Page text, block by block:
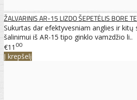
ŽALVARINIS AR-15 LIZDO ŠEPETĖLIS BORE
Sukurtas dar efektyvesniam anglies ir kitų
šalinimui iš AR-15 tipo ginklo vamzdžio li..
€11 00
Į krepšelį